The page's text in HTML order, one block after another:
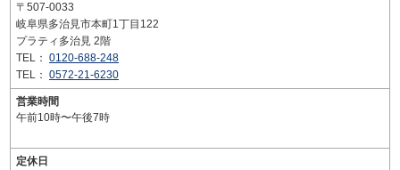
〒507-0033
岐阜県多治見市本町1丁目122
プラティ多治見 2階
TEL： 0120-688-248
TEL： 0572-21-6230
営業時間
午前10時〜午後7時
定休日